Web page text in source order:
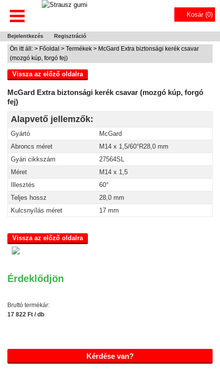
Kosár (0)
Bejelentkezés Regisztráció
Ön itt áll: > Főoldal > Termékek > McGard Extra biztonsági kerék csavar
(mozgó kúp, forgó fej)
Vissza az előző oldalra
McGard Extra biztonsági kerék csavar (mozgó kúp, forgó
fej)
Alapvető jellemzők:
Gyártó
McGard
Abroncs méret
M14 x 1,5/60°R28,0 mm
Gyári cikkszám
27564SL
Méret
M14 x 1,5
Illesztés
60°
Teljes hossz
28,0 mm
Kulcsnyílás méret
17 mm
Vissza az előző oldalra
Érdeklődjön
Bruttó termékár:
17 822 Ft / db
Kérdése van?